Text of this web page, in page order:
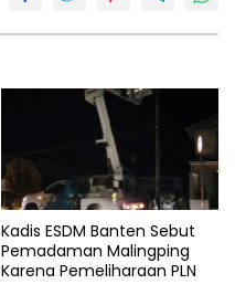
Kadis ESDM Banten Sebut
Pemadaman Malingping
Karena Pemeliharaan PLN